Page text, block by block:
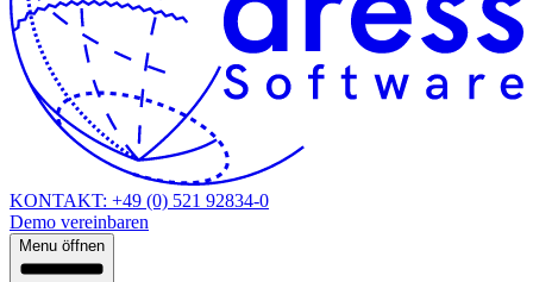
KONTAKT: +49 (0) 521 92834-0
Demo vereinbaren
Menu öffnen